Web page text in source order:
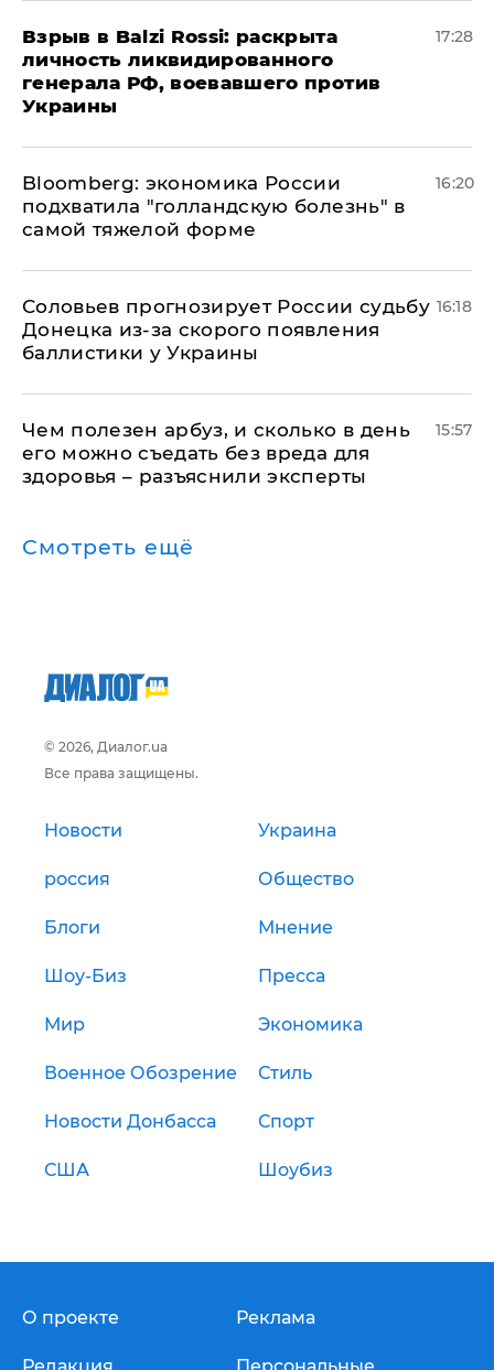
​Взрыв в Balzi Rossi: раскрыта
личность ликвидированного
генерала РФ, воевавшего против
Украины
17:28
Bloomberg: экономика России
подхватила "голландскую болезнь" в
самой тяжелой форме
16:20
Соловьев прогнозирует России судьбу
Донецка из-за скорого появления
баллистики у Украины
16:18
Чем полезен арбуз, и сколько в день
его можно съедать без вреда для
здоровья – разъяснили эксперты
15:57
Смотреть ещё
© 2026, Диалог.ua
Все права защищены.
Новости Украина
россия Общество
Блоги Мнение
Шоу-Биз Пресса
Мир Экономика
Военное Обозрение Стиль
Новости Донбасса Спорт
США Шоубиз
О проекте Реклама